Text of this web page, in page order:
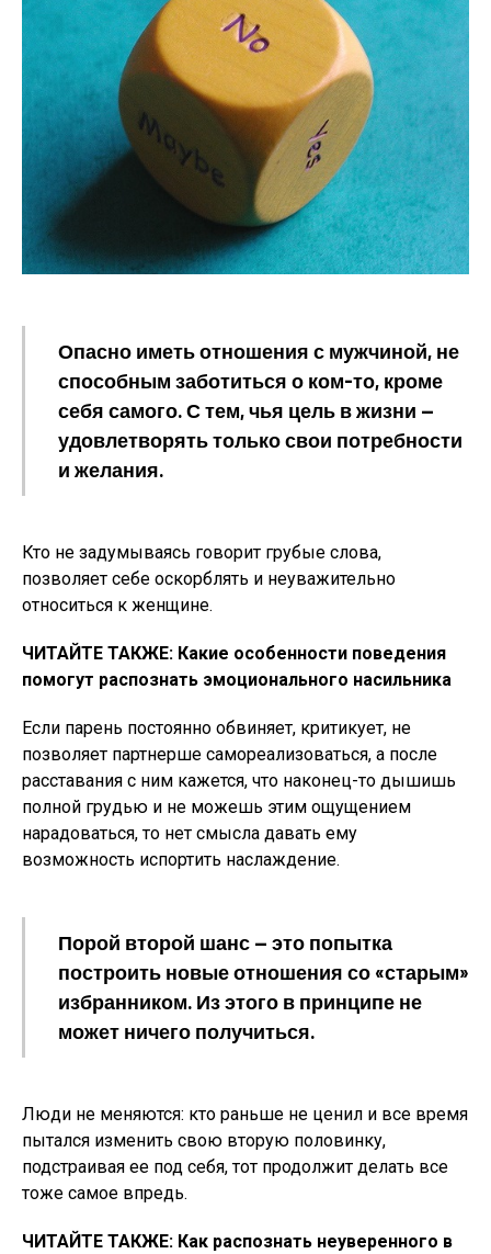
Опасно иметь отношения с мужчиной, не
способным заботиться о ком-то, кроме
себя самого. С тем, чья цель в жизни —
удовлетворять только свои потребности
и желания.
Кто не задумываясь говорит грубые слова,
позволяет себе оскорблять и неуважительно
относиться к женщине.
ЧИТАЙТЕ ТАКЖЕ: Какие особенности поведения
помогут распознать эмоционального насильника
Если парень постоянно обвиняет, критикует, не
позволяет партнерше самореализоваться, а после
расставания с ним кажется, что наконец-то дышишь
полной грудью и не можешь этим ощущением
нарадоваться, то нет смысла давать ему
возможность испортить наслаждение.
Порой второй шанс — это попытка
построить новые отношения со «старым»
избранником. Из этого в принципе не
может ничего получиться.
Люди не меняются: кто раньше не ценил и все время
пытался изменить свою вторую половинку,
подстраивая ее под себя, тот продолжит делать все
тоже самое впредь.
ЧИТАЙТЕ ТАКЖЕ: Как распознать неуверенного в